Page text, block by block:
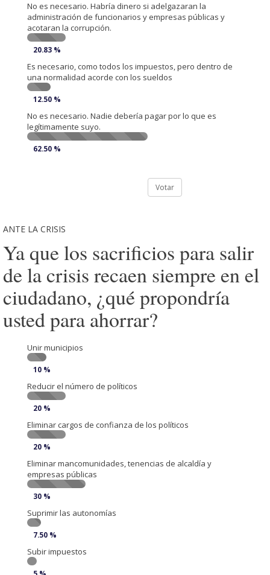
No es necesario. Habría dinero si adelgazaran la
administración de funcionarios y empresas públicas y
acotaran la corrupción.
20.83 %
Es necesario, como todos los impuestos, pero dentro de
una normalidad acorde con los sueldos
12.50 %
No es necesario. Nadie debería pagar por lo que es
legítimamente suyo.
62.50 %
Votar
ANTE LA CRISIS
Ya que los sacrificios para salir
de la crisis recaen siempre en el
ciudadano, ¿qué propondría
usted para ahorrar?
Unir municipios
10 %
Reducir el número de políticos
20 %
Eliminar cargos de confianza de los políticos
20 %
Eliminar mancomunidades, tenencias de alcaldía y
empresas públicas
30 %
Suprimir las autonomías
7.50 %
Subir impuestos